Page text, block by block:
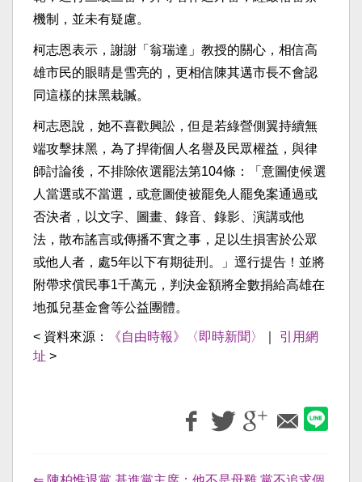
機制，並未有疑慮。
柯志恩表示，謝謝「翁瑞達」教授的關心，相信高
雄市民的眼睛是雪亮的，更相信陳其邁市長不會認
同這樣的抹黑栽贓。
柯志恩說，她不喜歡興訟，但是若綠營側翼持續無
端攻擊抹黑，為了捍衛個人名譽及民眾權益，與律
師討論後，不排除依選罷法第104條：「意圖使候選
人當選或不當選，或意圖使被罷免人罷免案通過或
否決者，以文字、圖畫、錄音、錄影、演講或他
法，散布謠言或傳播不實之事，足以生損害於公眾
或他人者，處5年以下有期徒刑。」逕行提告！並將
附帶求償民事1千萬元，判決金額將全數捐給高雄在
地孤兒基金會等公益團體。
< 資料來源： 《自由時報》〈即時新聞〉
引用網
址 >